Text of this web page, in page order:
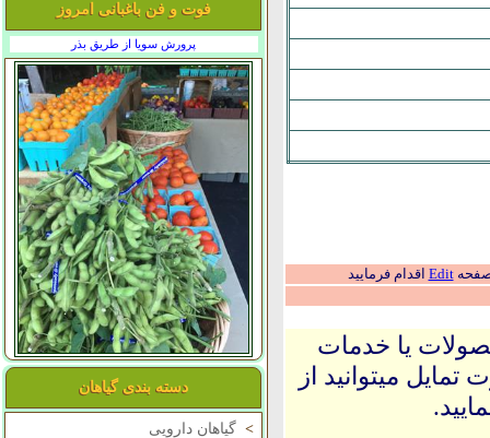
فوت و فن باغبانی امروز
پرورش سویا از طریق بذر
دسته بندی گیاهان
> گیاهان دارویی
صفحهEdit اقدام فرمایید
یا خدمات
میتوانید از